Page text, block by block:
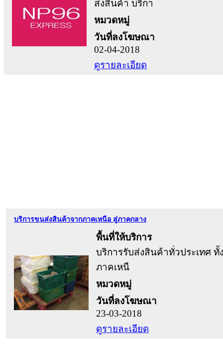
ส่งสินค้า บริกา
หมวดหมู่
วันที่ลงโฆษณา
02-04-2018
ดูรายละเอียด
บริการขนส่งสินค้าจากภาคเหนือ สู่ภาคกลาง
พื้นที่ให้บริการ
บริการรับส่งสินค้าทั่วประเทศ ทั้
ภาคเหนื
หมวดหมู่
วันที่ลงโฆษณา
23-03-2018
ดูรายละเอียด